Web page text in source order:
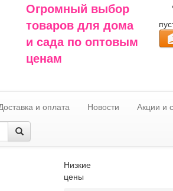
Огромный выбор
товаров для дома
и сада по оптовым
ценам
и оплата Новости Акции и
Низкие
цены